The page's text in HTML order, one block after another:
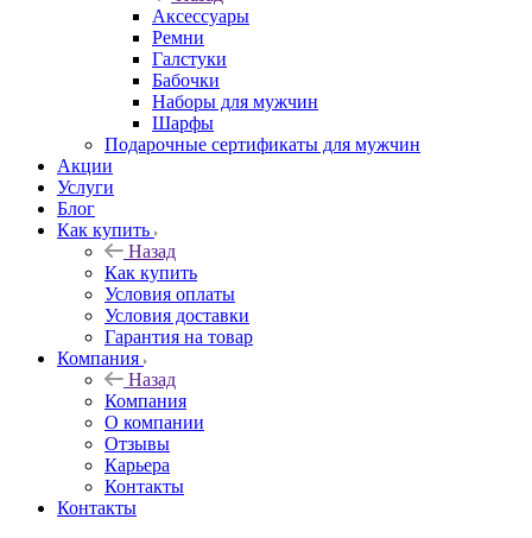
Аксессуары
Ремни
Галстуки
Бабочки
Наборы для мужчин
Шарфы
Подарочные сертификаты для мужчин
Акции
Услуги
Блог
Как купить
Назад
Как купить
Условия оплаты
Условия доставки
Гарантия на товар
Компания
Назад
Компания
О компании
Отзывы
Карьера
Контакты
Контакты